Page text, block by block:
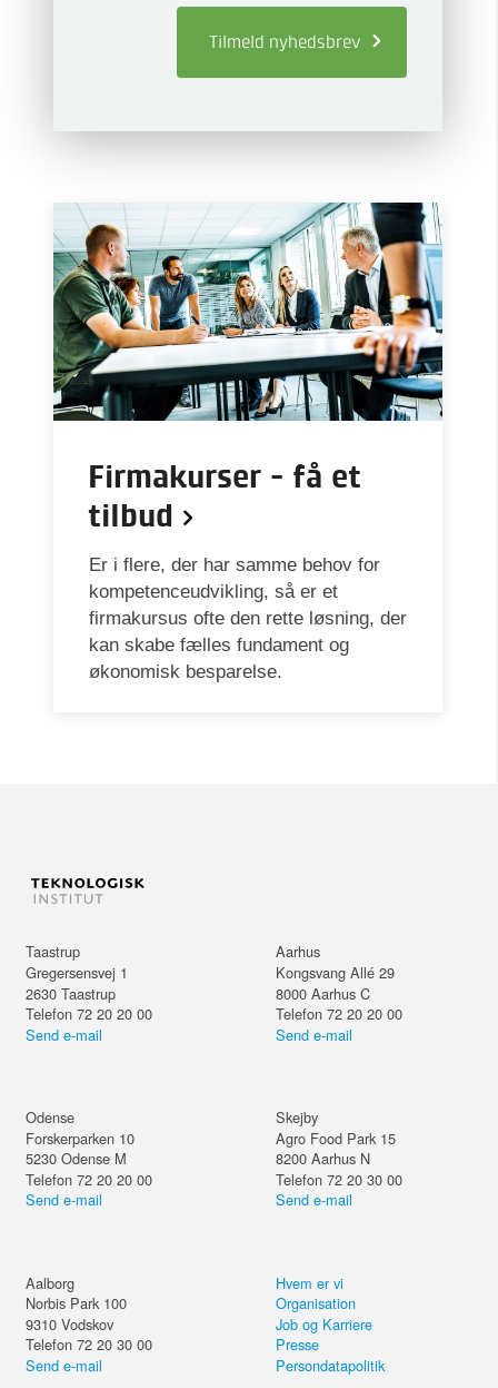
Tilmeld nyhedsbrev
Firmakurser - få et
tilbud
Er i flere, der har samme behov for
kompetenceudvikling, så er et
firmakursus ofte den rette løsning, der
kan skabe fælles fundament og
økonomisk besparelse.
Taastrup
Gregersensvej 1
2630 Taastrup
Telefon 72 20 20 00
Send e-mail
Aarhus
Kongsvang Allé 29
8000 Aarhus C
Telefon 72 20 20 00
Send e-mail
Odense
Forskerparken 10
5230 Odense M
Telefon 72 20 20 00
Send e-mail
Skejby
Agro Food Park 15
8200 Aarhus N
Telefon 72 20 30 00
Send e-mail
Aalborg
Norbis Park 100
9310 Vodskov
Telefon 72 20 30 00
Send e-mail
Hvem er vi
Organisation
Job og Karriere
Presse
Persondatapolitik